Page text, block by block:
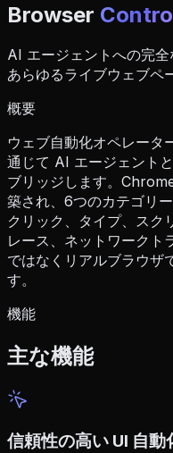
Browser
AI エージェントへの完
あらゆるライブウェブペ
概要
ウェブ自動化オペレー
通じて AI エージェント
ブリッジします。
築され、6つのカテゴリ
クリック、タイプ、スク
レース、ネットワークト
ではなくリアルブラウザ
す。
機能
主な機能
信頼性の高い UI 自動